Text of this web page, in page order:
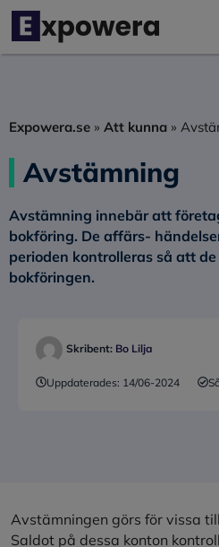
Hoppa
innehåll
Expowera.se » Att kunna »
Avstämning
Avstämning innebär att
bokföring. De affärs-
perioden kontrolleras så att
bokföringen.
Skribent: Bo Lilja
Uppdaterades: 14/06-2024
Avstämningen görs för vissa
Saldot på dessa konton